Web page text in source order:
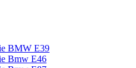
BMW E39
Bmw E46